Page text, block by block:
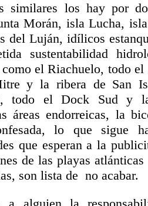
similares los hay por
Morán, isla Lucha,
del Luján, idílicos
sustentabilidad
el Riachuelo, todo
y la ribera de San
todo el Dock Sud y
áreas endorreicas, la
lo que sigue
que esperan a la
de las playas
son lista de no acabar.